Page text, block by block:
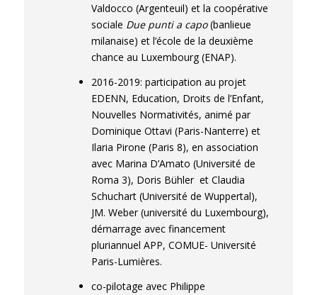
Valdocco (Argenteuil) et la coopérative
sociale Due punti a capo(banlieue
milanaise) et l’école de la deuxième
chance au Luxembourg (ENAP).
2016-2019: participation au projet
EDENN, Education, Droits de l’Enfant,
Nouvelles Normativités, animé par
Dominique Ottavi (Paris-Nanterre) et
Ilaria Pirone (Paris 8), en association
avec Marina D’Amato (Université de
Roma 3), Doris Bühler et Claudia
Schuchart (Université de Wuppertal),
JM. Weber (université du Luxembourg),
démarrage avec financement
pluriannuel APP, COMUE- Université
Paris-Lumières.
co-pilotage avec Philippe